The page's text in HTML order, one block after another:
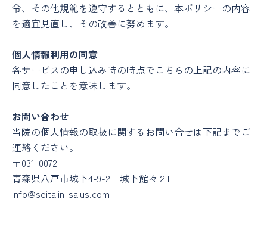
令、その他規範を遵守するとともに、本ポリシーの内容
を適宜見直し、その改善に努めます。
個人情報利用の同意
各サービスの申し込み時の時点でこちらの上記の内容に
同意したことを意味します。
お問い合わせ
当院の個人情報の取扱に関するお問い合せは下記までご
連絡ください。
〒031-0072
青森県八戸市城下4-9-2 城下館々２F
info@seitaiin-salus.com